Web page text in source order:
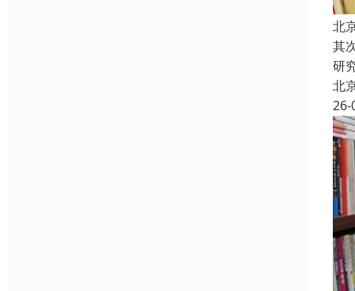
北
其
研
北
26-